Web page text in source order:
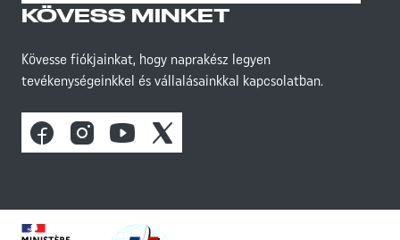
KÖVESS MINKET
Kövesse fiókjainkat, hogy naprakész legyen
tevékenységeinkkel és vállalásainkkal kapcsolatban.
FacebookInstagramYoutube
X